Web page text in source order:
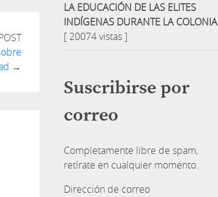
→
LA EDUCACIÓN DE LAS ELITES
INDÍGENAS DURANTE LA COLONIA
[ 20074 vistas ]
Suscribirse por
correo
Completamente libre de spam,
retírate en cualquier momento.
Dirección de correo